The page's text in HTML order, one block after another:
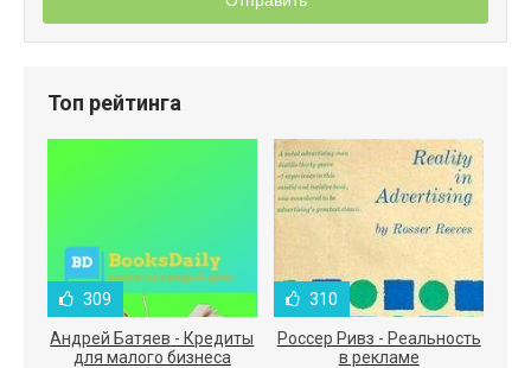
Топ рейтинга
309
Андрей Батяев - Кредиты
для малого бизнеса
310
Россер Ривз - Реальность
в рекламе